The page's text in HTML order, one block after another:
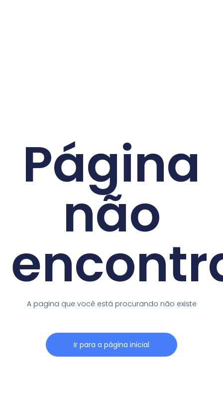
Página
não
A pagina que você está procurando não existe
Ir para a página inicial